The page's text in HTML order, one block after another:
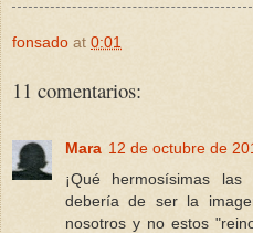
fonsado at 0:01
11 comentarios:
Mara 12 de octubre de
¡Qué hermosísimas
debería de ser la
nosotros y no estos